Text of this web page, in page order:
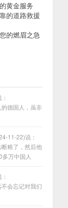
黄金服务
的道路救援
的燃眉之急
德国人，虽非
11-22)说：
粮了，然后他
万中国人
会忘记对我们